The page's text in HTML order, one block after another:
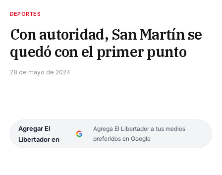
DEPORTES
Con autoridad, San Martín se
quedó con el primer punto
28 de mayo de 2024
Agregar El
Libertador en
Agrega El Libertador a tus medios
preferidos en Google